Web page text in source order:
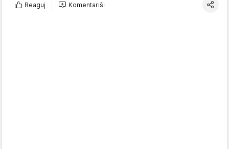
Reaguj Komentariši